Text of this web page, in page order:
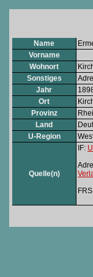
Name
Vorname
Wohnort
Sonstiges
Jahr
Ort
Provinz
Land
U-Region
Quelle(n)
IF: